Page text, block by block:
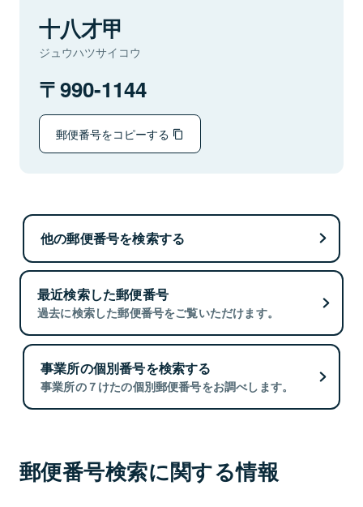
十八才甲
ジュウハツサイコウ
990-1144
郵便番号をコピーする
他の郵便番号を検索する
最近検索した郵便番号
過去に検索した郵便番号をご覧いただけます。
事業所の個別番号を検索する
事業所の７けたの個別郵便番号をお調べします。
郵便番号検索に関する情報